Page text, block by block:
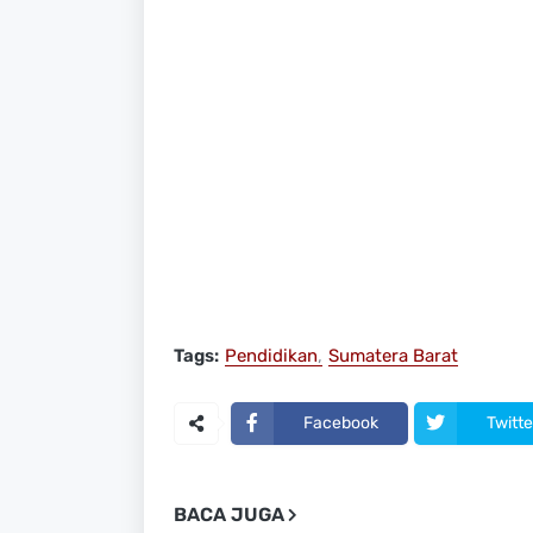
Tags: Pendidikan Sumatera Barat
Facebook
BACA JUGA